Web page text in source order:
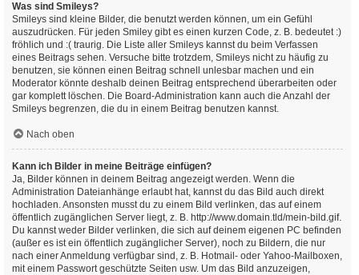
Was sind Smileys?
Smileys sind kleine Bilder, die benutzt werden können, um ein Gefühl
auszudrücken. Für jeden Smiley gibt es einen kurzen Code, z. B. bedeutet :)
fröhlich und :( traurig. Die Liste aller Smileys kannst du beim Verfassen
eines Beitrags sehen. Versuche bitte trotzdem, Smileys nicht zu häufig zu
benutzen, sie können einen Beitrag schnell unlesbar machen und ein
Moderator könnte deshalb deinen Beitrag entsprechend überarbeiten oder
gar komplett löschen. Die Board-Administration kann auch die Anzahl der
Smileys begrenzen, die du in einem Beitrag benutzen kannst.
Nach oben
Kann ich Bilder in meine Beiträge einfügen?
Ja, Bilder können in deinem Beitrag angezeigt werden. Wenn die
Administration Dateianhänge erlaubt hat, kannst du das Bild auch direkt
hochladen. Ansonsten musst du zu einem Bild verlinken, das auf einem
öffentlich zugänglichen Server liegt, z. B. http://www.domain.tld/mein-bild.gif.
Du kannst weder Bilder verlinken, die sich auf deinem eigenen PC befinden
(außer es ist ein öffentlich zugänglicher Server), noch zu Bildern, die nur
nach einer Anmeldung verfügbar sind, z. B. Hotmail- oder Yahoo-Mailboxen,
mit einem Passwort geschützte Seiten usw. Um das Bild anzuzeigen,